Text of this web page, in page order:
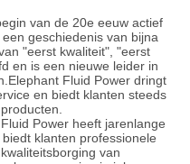
van de 20e eeuw actief
geschiedenis van bijna
"eerst kwaliteit", "eerst
en is een nieuwe leider in
Fluid Power dringt
en biedt klanten steeds
Power heeft jarenlange
klanten professionele
van